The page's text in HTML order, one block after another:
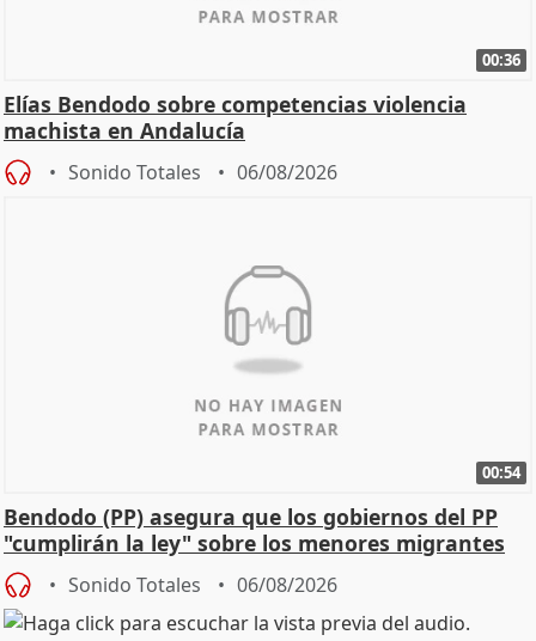
00:36
Elías Bendodo sobre competencias violencia
machista en Andalucía
Sonido Totales 06/08/2026
00:54
Bendodo (PP) asegura que los gobiernos del PP
"cumplirán la ley" sobre los menores migrantes
Sonido Totales 06/08/2026